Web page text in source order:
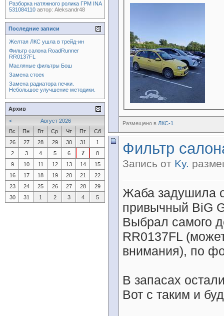
Размещено в ЛКС-1
Фильтр
Запись от Ky.
Жаба задушила
привычный BiG
Выбрал самого
RR0137FL
внимания), по
В запасах
Вот с таким и
Разборка натяжного ролика ГРМ INA
531084110 автор: Aleksandr48
Последние записи
Желтая ЛКС ушла в трейд-ин
Фильтр салона RoadRunner
RR0137FL
Масляные фильтры Бош
Замена стоек
Замена радиатора печки.
Небольшое улучшение методики.
Архив
<
Август 2026
Вс
Пн Вт Ср Чт Пт
Сб
26
27 28 29 30 31
1
2
3 4 5 6 7
8
9
10 11 12 13 14
15
16
17 18 19 20 21
22
23
24 25 26 27 28
29
30
31 1 2 3 4 5